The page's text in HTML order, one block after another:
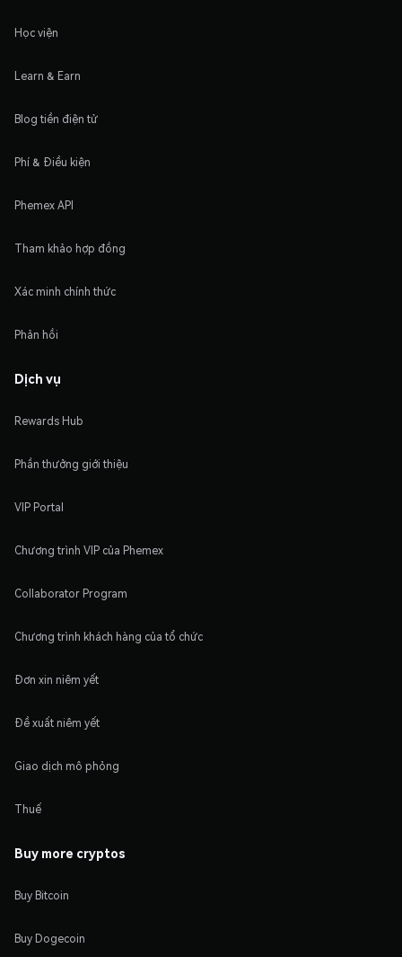
Học viện
Learn & Earn
Blog tiền điện tử
Phí & Điều kiện
Phemex API
Tham khảo hợp đồng
Xác minh chính thức
Phản hồi
Dịch vụ
Rewards Hub
Phần thưởng giới thiệu
VIP Portal
Chương trình VIP của Phemex
Collaborator Program
Chương trình khách hàng của tổ chức
Đơn xin niêm yết
Đề xuất niêm yết
Giao dịch mô phỏng
Thuế
Buy more cryptos
Buy Bitcoin
Buy Dogecoin